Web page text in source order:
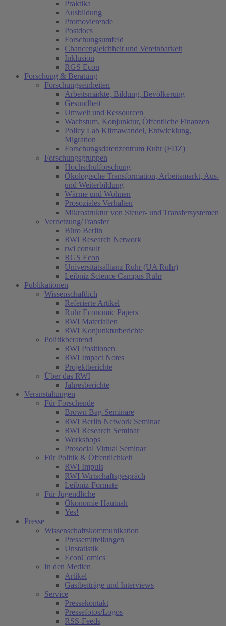
Praktika
Ausbildung
Promovierende
Postdocs
Forschungsumfeld
Chancengleichheit und Vereinbarkeit
Inklusion
RGS Econ
Forschung & Beratung
Forschungseinheiten
Arbeitsmärkte, Bildung, Bevölkerung
Gesundheit
Umwelt und Ressourcen
Wachstum, Konjunktur, Öffentliche Finanzen
Policy Lab Klimawandel, Entwicklung,
Migration
Forschungsdatenzentrum Ruhr (FDZ)
Forschungsgruppen
Hochschulforschung
Ökologische Transformation, Arbeitsmarkt, Aus-
und Weiterbildung
Wärme und Wohnen
Prosoziales Verhalten
Mikrostruktur von Steuer- und Transfersystemen
Vernetzung/Transfer
Büro Berlin
RWI Research Network
rwi consult
RGS Econ
Universitätsallianz Ruhr (UA Ruhr)
Leibniz Science Campus Ruhr
Publikationen
Wissenschaftlich
Referierte Artikel
Ruhr Economic Papers
RWI Materialien
RWI Konjunkturberichte
Politikberatend
RWI Positionen
RWI Impact Notes
Projektberichte
Über das RWI
Jahresberichte
Veranstaltungen
Für Forschende
Brown Bag-Seminare
RWI Berlin Network Seminar
RWI Research Seminar
Workshops
Prosocial Virtual Seminar
Für Politik & Öffentlichkeit
RWI Impuls
RWI Wirtschaftsgespräch
Leibniz-Formate
Für Jugendliche
Ökonomie Hautnah
Yes!
Presse
Wissenschaftskommunikation
Pressemitteilungen
Unstatistik
EconComics
In den Medien
Artikel
Gastbeiträge und Interviews
Service
Pressekontakt
Pressefotos/Logos
RSS-Feeds